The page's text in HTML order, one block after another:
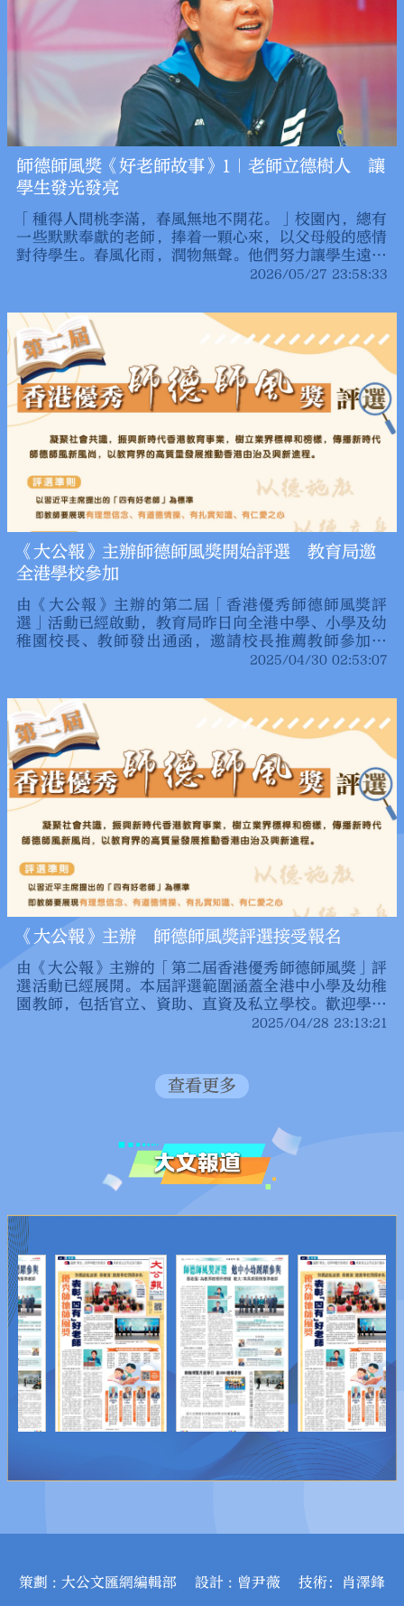
師德師風獎《好老師故事》1｜老師立德樹人 讓
學生發光發亮
「種得人間桃李滿，春風無地不開花。」校園內，總有
一些默默奉獻的老師，捧着一顆心來，以父母般的感情
對待學生。春風化雨，潤物無聲。他們努力讓學生遠方
2026/05/27 23:58:33
《大公報》主辦師德師風獎開始評選 教育局邀
全港學校參加
由《大公報》主辦的第二屆「香港優秀師德師風獎評
選」活動已經啟動，教育局昨日向全港中學、小學及幼
稚園校長、教師發出通函，邀請校長推薦教師參加評
2025/04/30 02:53:07
《大公報》主辦 師德師風獎評選接受報名
由《大公報》主辦的「第二屆香港優秀師德師風獎」評
選活動已經展開。本屆評選範圍涵蓋全港中小學及幼稚
園教師，包括官立、資助、直資及私立學校。歡迎學校
積極推薦優秀教育工作者參選，報名截止日期為5月16
2025/04/28 23:13:21
查看更多
策劃 : 大公文匯網編輯部 設計 : 曾尹薇 技術：肖澤鋒